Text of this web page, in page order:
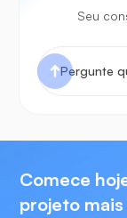
Seu
Comece
projeto